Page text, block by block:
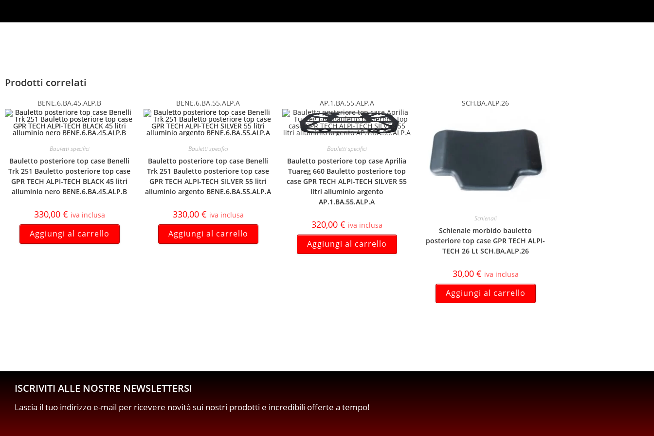
Prodotti correlati
BENE.6.BA.45.ALP.B
Bauletti specifici
Bauletto posteriore top case Benelli
Trk 251 Bauletto posteriore top case
GPR TECH ALPI-TECH BLACK 45 litri
alluminio nero BENE.6.BA.45.ALP.B
330,00 € iva inclusa
Aggiungi al carrello
BENE.6.BA.55.ALP.A
Bauletti specifici
Bauletto posteriore top case Benelli
Trk 251 Bauletto posteriore top case
GPR TECH ALPI-TECH SILVER 55 litri
alluminio argento BENE.6.BA.55.ALP.A
330,00 € iva inclusa
Aggiungi al carrello
AP.1.BA.55.ALP.A
Bauletti specifici
Bauletto posteriore top case Aprilia
Tuareg 660 Bauletto posteriore top
case GPR TECH ALPI-TECH SILVER 55
litri alluminio argento
AP.1.BA.55.ALP.A
320,00 € iva inclusa
Aggiungi al carrello
SCH.BA.ALP.26
Schienali
Schienale morbido bauletto
posteriore top case GPR TECH ALPI-
TECH 26 Lt SCH.BA.ALP.26
30,00 € iva inclusa
Aggiungi al carrello
ISCRIVITI ALLE NOSTRE NEWSLETTERS!
Lascia il tuo indirizzo e-mail per ricevere novità sui nostri prodotti e incredibili offerte a tempo!